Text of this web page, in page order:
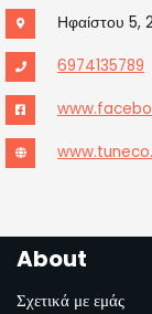
Ηφαίστου 5,
6974135789
About
Σχετικά με εμάς